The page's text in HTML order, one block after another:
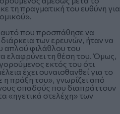
τη πραγματική του ευθύνη για
αυτό που προσπάθησε να
των ερευνών, ήταν να
απλού φιλάθλου του
ελαφρύνει τη θέση του. Όμως,
εκτός του ότι
έχει συναισθανθεί για το
πράξη του», γνωρίζει από
οπαδούς που διαπράττουν
«ηγετικά στελέχη» των